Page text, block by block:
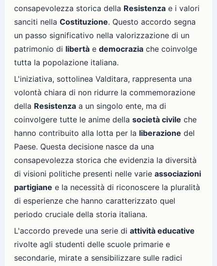
consapevolezza storica della Resistenza e i valori
sanciti nella Costituzione. Questo accordo segna
un passo significativo nella valorizzazione di un
patrimonio di libertà e democrazia che coinvolge
tutta la popolazione italiana.
L'iniziativa, sottolinea Valditara, rappresenta una
volontà chiara di non ridurre la commemorazione
della Resistenza a un singolo ente, ma di
coinvolgere tutte le anime della società civile che
hanno contribuito alla lotta per la liberazione del
Paese. Questa decisione nasce da una
consapevolezza storica che evidenzia la diversità
di visioni politiche presenti nelle varie associazioni
partigiane e la necessità di riconoscere la pluralità
di esperienze che hanno caratterizzato quel
periodo cruciale della storia italiana.
L'accordo prevede una serie di attività educative
rivolte agli studenti delle scuole primarie e
secondarie, mirate a sensibilizzare sulle radici